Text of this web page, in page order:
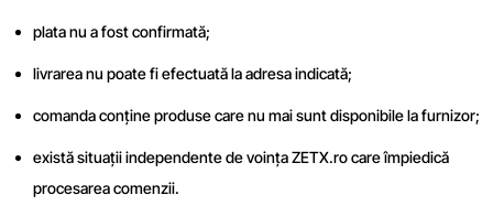
plata nu a fost confirmată;
livrarea nu poate fi efectuată la adresa indicată;
comanda conține produse care nu mai sunt disponibile la furnizor;
există situații independente de voința ZETX.ro care împiedică
procesarea comenzii.